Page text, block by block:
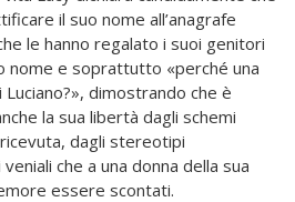
il suo nome all’anagrafe
le hanno regalato i suoi genitori
nome e soprattutto «perché una
dimostrando che è
la sua libertà dagli schemi
dagli stereotipi
che a una donna della sua
essere scontati.